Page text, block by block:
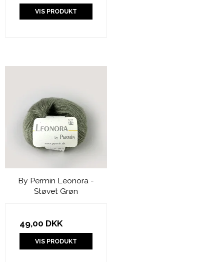
VIS PRODUKT
By Permin Leonora -
Støvet Grøn
49,00 DKK
VIS PRODUKT